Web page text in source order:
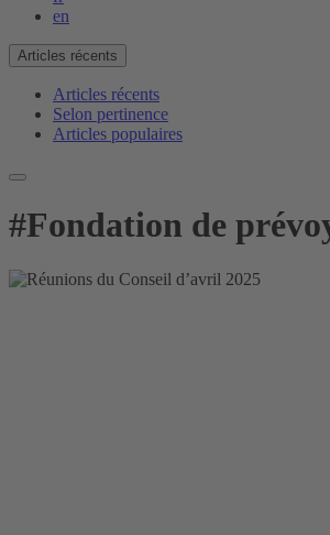
en
Articles récents
Articles récents
Selon pertinence
Articles populaires
#Fondation de